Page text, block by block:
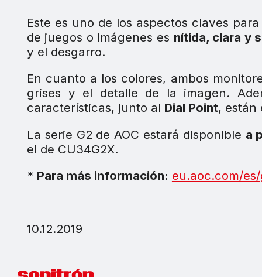
Este es uno de los aspectos claves
de juegos o imágenes es nítida, clara y
y el desgarro.
En cuanto a los colores, ambos
grises y el detalle de la imagen.
características, junto al Dial Point, están
La serie G2 de AOC estará disponible a
el de CU34G2X.
* Para más información: eu.aoc.com/
10.12.2019